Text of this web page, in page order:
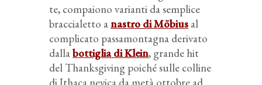
te, compaiono varianti da semplice
braccialetto anastro di Möbius al
complicato passamontagna derivato
dallabottiglia di Klein, grande hit
del Thanksgiving poiché sulle colline